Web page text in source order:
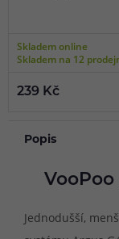
Skladem online
Skladem na 12
239 Kč
Popis
Jednodušší,